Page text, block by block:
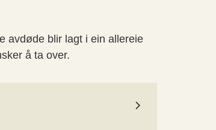
avdøde blir lagt i ein allereie
å ta over.